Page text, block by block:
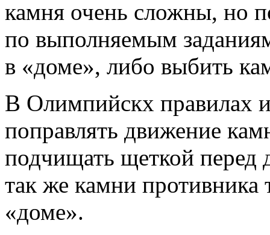
камня очень сложны, но
по выполняемым
в «доме», либо выбить
В Олимпийскх правилах
поправлять движение
подчищать щеткой
так же камни противника
«доме».